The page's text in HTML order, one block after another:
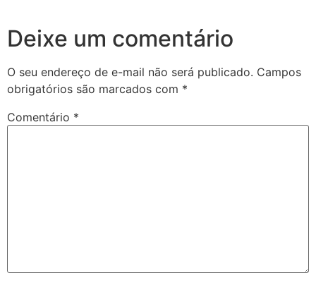
Deixe um comentário
O seu endereço de e-mail não será publicado. Campos
obrigatórios são marcados com *
Comentário *